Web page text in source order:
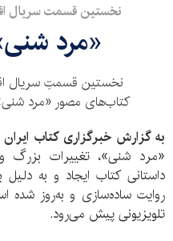
نخستین قسمت سریال
«مرد
نخستین قسمتِ سریال
کتاب‌های مصور «مرد شنی»
به گزارش خبرگزاری کتاب ایران
«مرد شنی»، تغییرات
داستانی کتاب ایجاد و به
روایت ساده‌سازی و به‌روز شده
تلویزیونی پیش می‌رود.